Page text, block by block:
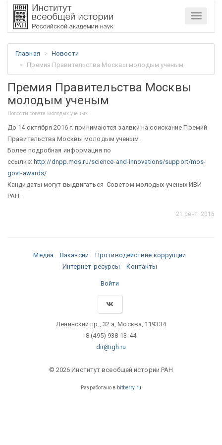
Меню
Главная
Новости
Премия Правительства Москвы молодым ученым
Премия Правительства Москвы
молодым ученым
Новости совета молодых ученых
До 14 октября 2016 г. принимаются заявки на соискание Премий
Правительства Москвы молодым ученым.
Более подробная информация по
ссылке: http://dnpp.mos.ru/science-and-innovations/support/mos-
govt-awards/
Кандидаты могут выдвигаться Советом молодых ученых ИВИ
РАН.
21 сент. 2016
Медиа Вакансии
Противодействие коррупции
Интернет-ресурсы
Контакты
Войти
Ленинский пр., 32 а, Москва, 119334
8 (495) 938-13-44
dir@igh.ru
© 2026 Институт всеобщей истории РАН
Разработано в bitberry.ru